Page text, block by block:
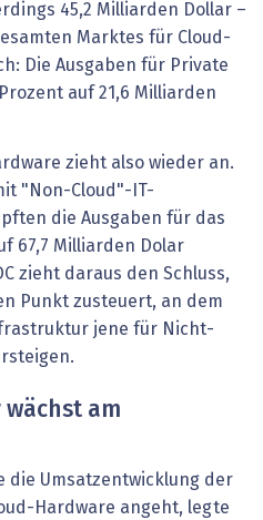
45,2 Milliarden Dollar –
Marktes für Cloud-
Die Ausgaben für Private
auf 21,6 Milliarden
zieht also wieder an.
"Non-Cloud"-IT-
die Ausgaben für das
67,7 Milliarden Dolar
zieht daraus den Schluss,
Punkt zusteuert, an dem
jene für Nicht-
am
die Umsatzentwicklung der
Hardware angeht, legte